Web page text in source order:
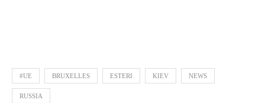
#UE BRUXELLES ESTERI KIEV NEWS
RUSSIA